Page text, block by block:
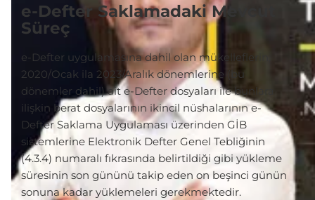
e-Defter Saklamadaki Mevcut
Süreç
e-Defter uygulamasına dahil olan mükelleflerin,
2020/Ocak ila 2023/Aralık dönemlerine (bu
dönemler dahil) ait e-Defter dosyaları ile bunlara
ilişkin berat dosyalarının ikincil nüshalarının e-
Defter Saklama Uygulaması üzerinden GİB
sistemlerine Elektronik Defter Genel Tebliğinin
(4.3.4) numaralı fıkrasında belirtildiği gibi yükleme
süresinin son gününü takip eden on beşinci günün
sonuna kadar yüklemeleri gerekmektedir.